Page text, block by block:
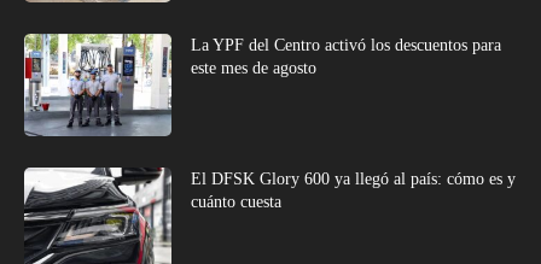
La YPF del Centro activó los descuentos para
este mes de agosto
El DFSK Glory 600 ya llegó al país: cómo es y
cuánto cuesta